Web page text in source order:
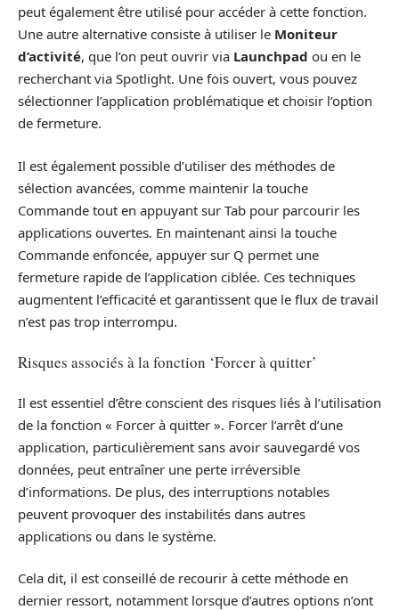
peut également être utilisé pour accéder à cette fonction.
Une autre alternative consiste à utiliser le Moniteur
d’activité, que l’on peut ouvrir via Launchpad ou en le
recherchant via Spotlight. Une fois ouvert, vous pouvez
sélectionner l’application problématique et choisir l’option
de fermeture.
Il est également possible d’utiliser des méthodes de
sélection avancées, comme maintenir la touche
Commande tout en appuyant sur Tab pour parcourir les
applications ouvertes. En maintenant ainsi la touche
Commande enfoncée, appuyer sur Q permet une
fermeture rapide de l’application ciblée. Ces techniques
augmentent l’efficacité et garantissent que le flux de travail
n’est pas trop interrompu.
Risques associés à la fonction ‘Forcer à quitter’
Il est essentiel d’être conscient des risques liés à l’utilisation
de la fonction « Forcer à quitter ». Forcer l’arrêt d’une
application, particulièrement sans avoir sauvegardé vos
données, peut entraîner une perte irréversible
d’informations. De plus, des interruptions notables
peuvent provoquer des instabilités dans autres
applications ou dans le système.
Cela dit, il est conseillé de recourir à cette méthode en
dernier ressort, notamment lorsque d’autres options n’ont